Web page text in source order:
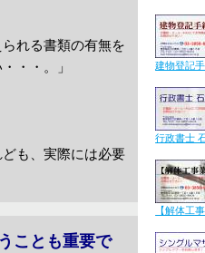
れる書類の有無を
・・。」
も、実際には必要
ことも重要で
建物登記
行政書士
【解体工